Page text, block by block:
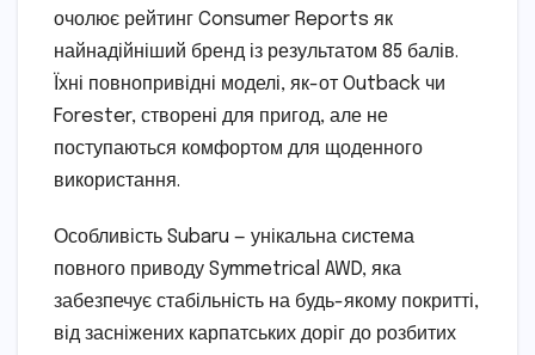
очолює рейтинг Consumer Reports як
найнадійніший бренд із результатом 85 балів.
Їхні повнопривідні моделі, як-от Outback чи
Forester, створені для пригод, але не
поступаються комфортом для щоденного
використання.
Особливість Subaru — унікальна система
повного приводу Symmetrical AWD, яка
забезпечує стабільність на будь-якому покритті,
від засніжених карпатських доріг до розбитих